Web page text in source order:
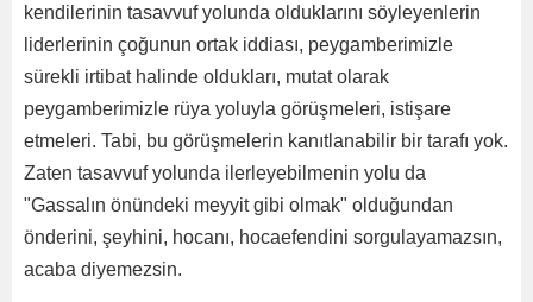
kendilerinin tasavvuf yolunda olduklarını söyleyenlerin
liderlerinin çoğunun ortak iddiası, peygamberimizle
sürekli irtibat halinde oldukları, mutat olarak
peygamberimizle rüya yoluyla görüşmeleri, istişare
etmeleri. Tabi, bu görüşmelerin kanıtlanabilir bir tarafı yok.
Zaten tasavvuf yolunda ilerleyebilmenin yolu da
"Gassalın önündeki meyyit gibi olmak" olduğundan
önderini, şeyhini, hocanı, hocaefendini sorgulayamazsın,
acaba diyemezsin.